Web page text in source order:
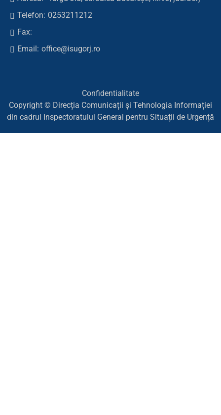
Telefon: 0253211212
Fax:
Email: office@isugorj.ro
Confidentialitate
Copyright © Direcția Comunicații și Tehnologia Informației
din cadrul Inspectoratului General pentru Situații de Urgență